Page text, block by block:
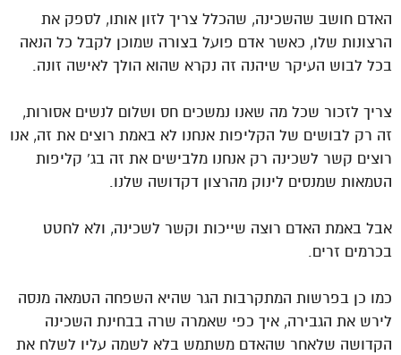
האדם חושב שהשכינה, שהכלל צריך לזון אותו, לספק את
הרצונות שלו, כאשר אדם פועל בצורה שמוכן לקבל כל הנאה
בכל לבוש העיקר שיהנה זה נקרא שהוא הולך לאישה זונה.
צריך לזכור שכל מה שאנו נמשכים חס ושלום לנשים אסורות,
זה רק לבושים של הקליפות אנחנו לא באמת רוצים את זה, אנו
רוצים קשר לשכינה רק אנחנו מלבישים את זה בג’ קליפות
הטמאות שמנסים לינוק מהרצון דקדושה שלנו.
אבל באמת האדם רוצה שייכות וקשר לשכינה, ולא לחטט
בכרמים זרים.
כמו כן בפרשות המתקרבות הגר שהיא השפחה הטמאה מנסה
לירש את הגבירה, איך כפי שאמרה שרה בבחינת השכינה
הקדושה שלאחר שהאדם משתמש בלא לשמה עליו לשלח את